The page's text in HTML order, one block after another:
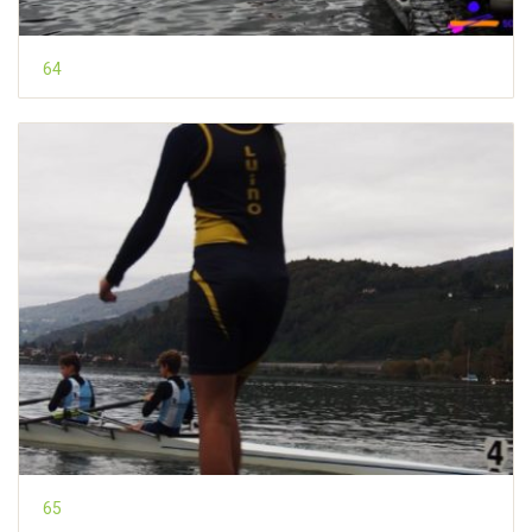
64
65